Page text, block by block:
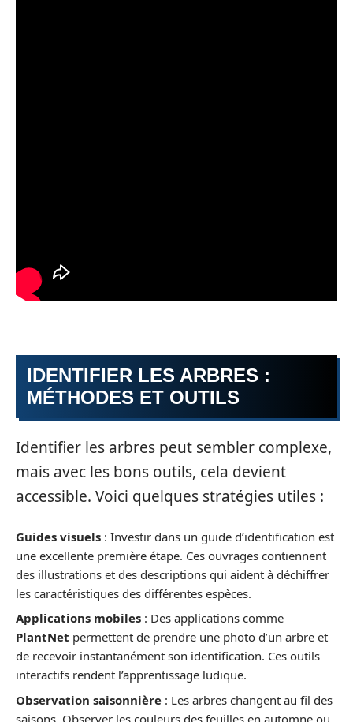
IDENTIFIER LES ARBRES :
MÉTHODES ET OUTILS
Identifier les arbres peut sembler complexe,
mais avec les bons outils, cela devient
accessible. Voici quelques stratégies utiles :
Guides visuels : Investir dans un guide d’identification est
une excellente première étape. Ces ouvrages contiennent
des illustrations et des descriptions qui aident à déchiffrer
les caractéristiques des différentes espèces.
Applications mobiles : Des applications comme
PlantNet permettent de prendre une photo d’un arbre et
de recevoir instantanément son identification. Ces outils
interactifs rendent l’apprentissage ludique.
Observation saisonnière : Les arbres changent au fil des
saisons. Observer les couleurs des feuilles en automne ou